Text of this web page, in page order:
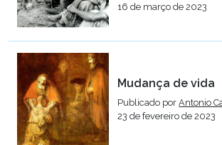
16 de março de 2023
Mudança de vida
Publicado porAntonio
23 de fevereiro de 2023